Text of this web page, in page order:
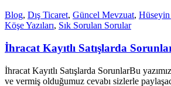
Blog, Dış Ticaret, Güncel Mevzuat,
Köşe Yazıları, Sık Sorulan Sorular
İhracat Kayıtlı Satışlarda
İhracat Kayıtlı Satışlarda SorunlarBu
ve vermiş olduğumuz cevabı sizlerle